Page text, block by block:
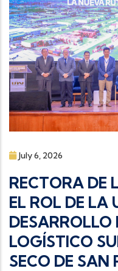
July 6, 2026
RECTORA DE
EL ROL DE LA
DESARROLLO
LOGÍSTICO
SECO DE SAN